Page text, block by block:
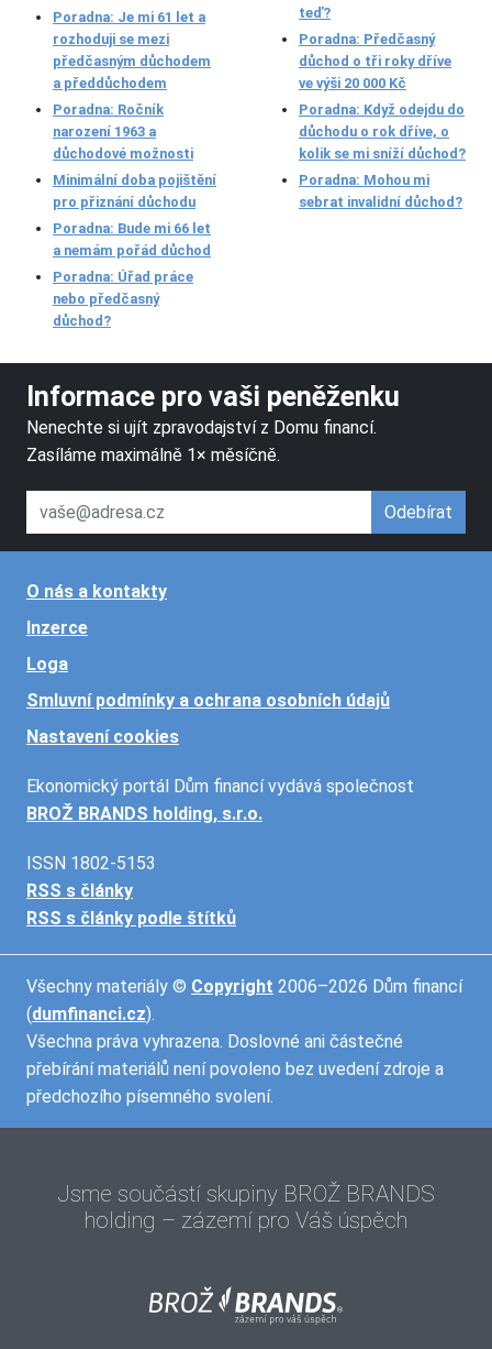
Poradna: Je mi 61 let a
rozhoduji se mezi
předčasným důchodem
a předdůchodem
Poradna: Ročník
narození 1963 a
důchodové možnosti
Minimální doba pojištění
pro přiznání důchodu
Poradna: Bude mi 66 let
a nemám pořád důchod
Poradna: Úřad práce
nebo předčasný
důchod?
teď?
Poradna: Předčasný
důchod o tři roky dříve
ve výši 20 000 Kč
Poradna: Když odejdu do
důchodu o rok dříve, o
kolik se mi sníží důchod?
Poradna: Mohou mi
sebrat invalidní důchod?
Informace pro vaši peněženku
Nenechte si ujít zpravodajství z Domu financí.
Zasíláme maximálně 1× měsíčně.
váš email Odebírat
O nás a kontakty
Inzerce
Loga
Smluvní podmínky a ochrana osobních údajů
Nastavení cookies
Ekonomický portál Dům financí vydává společnost
BROŽ BRANDS holding, s.r.o.
ISSN 1802-5153
RSS s články
RSS s články podle štítků
Všechny materiály © Copyright 2006–2026 Dům financí
(dumfinanci.cz).
Všechna práva vyhrazena. Doslovné ani částečné
přebírání materiálů není povoleno bez uvedení zdroje a
předchozího písemného svolení.
Jsme součástí skupiny BROŽ BRANDS
holding – zázemí pro Váš úspěch